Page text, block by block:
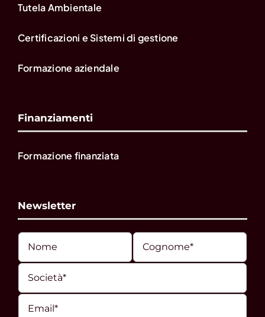
Tutela Ambientale
Certificazioni e Sistemi di gestione
Formazione aziendale
Finanziamenti
Formazione finanziata
Newsletter